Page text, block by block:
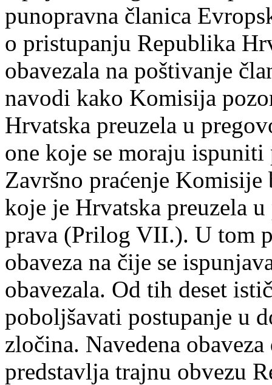
punopravna članica
o pristupanju Republika
obavezala na poštivanje
navodi kako Komisija
Hrvatska preuzela u
one koje se moraju
Završno praćenje Komisije
koje je Hrvatska preuzela
prava (Prilog VII.). U tom
obaveza na čije se
obavezala. Od tih deset
poboljšavati postupanje u
zločina. Navedena
predstavlja trajnu obvezu